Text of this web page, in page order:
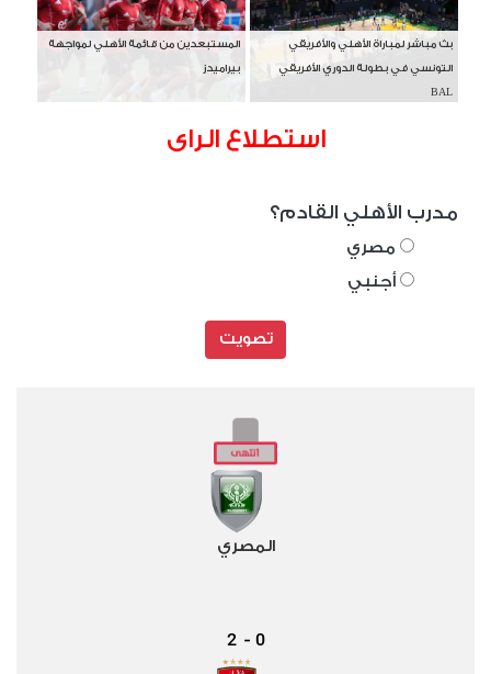
بث مباشر لمباراة الأهلي والأفريقي
التونسي في بطولة الدوري الأفريقي
BAL
المستبعدين من قائمة الأهلي لمواجهة
بيراميدز
استطلاع الراى
مدرب الأهلي القادم؟
مصري
أجنبي
تصويت
المصري
0
-
2